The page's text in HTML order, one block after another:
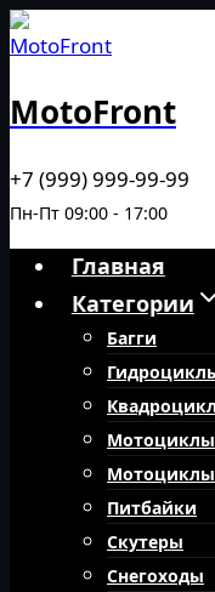
Перейти
к
MotoFront
+7 (999) 999-99-99
Пн-Пт 09:00 - 17:00
Главная
Категории
Багги
Питбайки
Скутеры
Снегоходы